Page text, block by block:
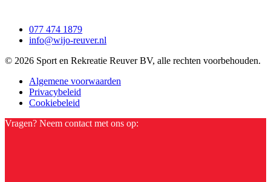
077 474 1879
info@wijo-reuver.nl
© 2026 Sport en Rekreatie Reuver BV, alle rechten voorbehouden.
Algemene voorwaarden
Privacybeleid
Cookiebeleid
Vragen? Neem contact met ons op: